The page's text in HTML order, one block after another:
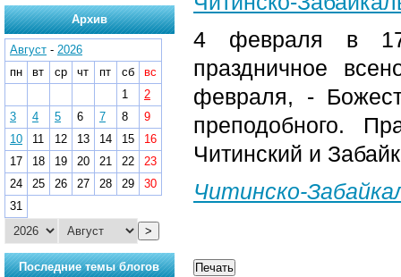
4 февраля в 17
праздничное
февраля, -
преподобного.
Читинский и
Читинско-
Архив
Август - 2026
пн
вт ср чт пт сб
вс
1
2
3
4 5 6 7 8
9
10
11 12 13 14 15
16
17
18 19 20 21 22
23
24
25 26 27 28 29
30
31
>
Последние темы блогов